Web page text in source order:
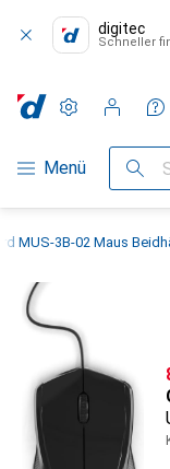
digitec
Schneller
Navigation nach
Menü Suche
Einstellungen
Kundenkonto
Vergleichslisten
Merklisten
Warenkorb
MUS-3B-02 Maus